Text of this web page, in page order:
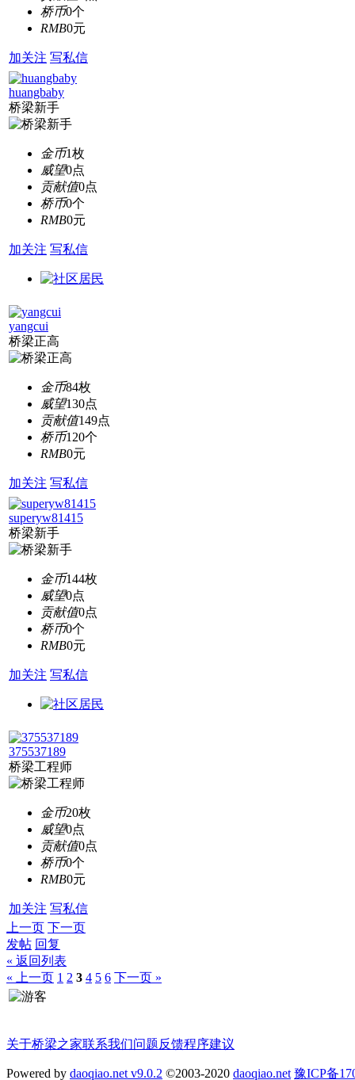
桥币0个
RMB0元
加关注 写私信
huangbaby
桥梁新手
金币1枚
威望0点
贡献值0点
桥币0个
RMB0元
加关注 写私信
yangcui
桥梁正高
金币84枚
威望130点
贡献值149点
桥币120个
RMB0元
加关注 写私信
superyw81415
桥梁新手
金币144枚
威望0点
贡献值0点
桥币0个
RMB0元
加关注 写私信
375537189
桥梁工程师
金币20枚
威望0点
贡献值0点
桥币0个
RMB0元
加关注 写私信
上一页 下一页
发帖 回复
« 返回列表
« 上一页 1 2 3 4 5 6 下一页 »
关于桥梁之家联系我们问题反馈程序建议
Powered by daoqiao.net v9.0.2 ©2003-2020 daoqiao.net 豫ICP备